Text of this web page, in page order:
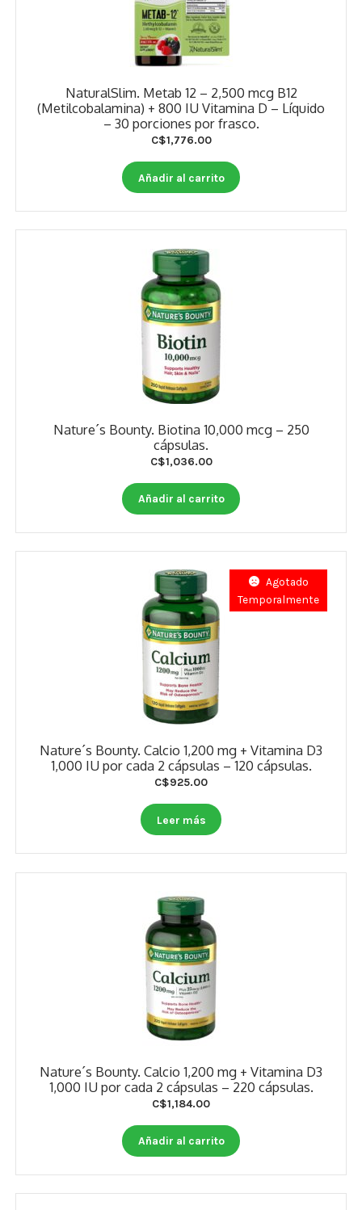
NaturalSlim. Metab 12 – 2,500 mcg B12
(Metilcobalamina) + 800 IU Vitamina D – Líquido
– 30 porciones por frasco.
C$1,776.00
Añadir al carrito
Nature´s Bounty. Biotina 10,000 mcg – 250
cápsulas.
C$1,036.00
Añadir al carrito
Nature´s Bounty. Calcio 1,200 mg + Vitamina D3
1,000 IU por cada 2 cápsulas – 120 cápsulas.
Agotado
Temporalmente
C$925.00
Leer más
Nature´s Bounty. Calcio 1,200 mg + Vitamina D3
1,000 IU por cada 2 cápsulas – 220 cápsulas.
C$1,184.00
Añadir al carrito